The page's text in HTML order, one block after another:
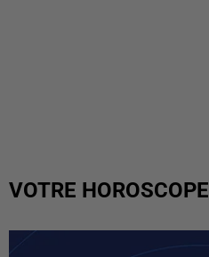
VOTRE HOROSCOPE